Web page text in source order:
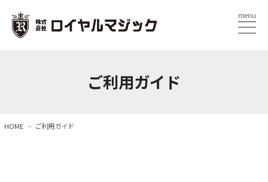
menu
ご利用ガイド
HOME ご利用ガイド